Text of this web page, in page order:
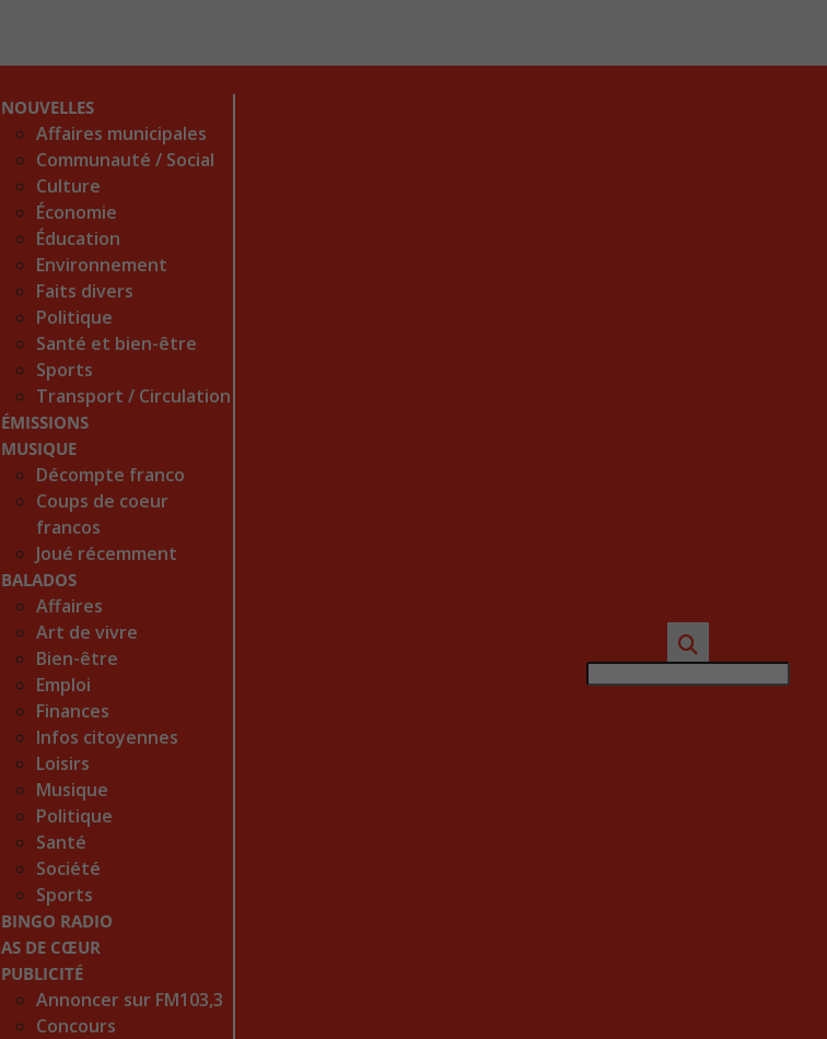
NOUVELLES
Affaires municipales
Communauté / Social
Culture
Économie
Éducation
Environnement
Faits divers
Politique
Santé et bien-être
Sports
Transport / Circulation
ÉMISSIONS
MUSIQUE
Décompte franco
Coups de coeur
francos
Joué récemment
BALADOS
Affaires
Art de vivre
Bien-être
Emploi
Finances
Infos citoyennes
Loisirs
Musique
Politique
Santé
Société
Sports
BINGO RADIO
AS DE CŒUR
PUBLICITÉ
Annoncer sur FM103,3
Concours